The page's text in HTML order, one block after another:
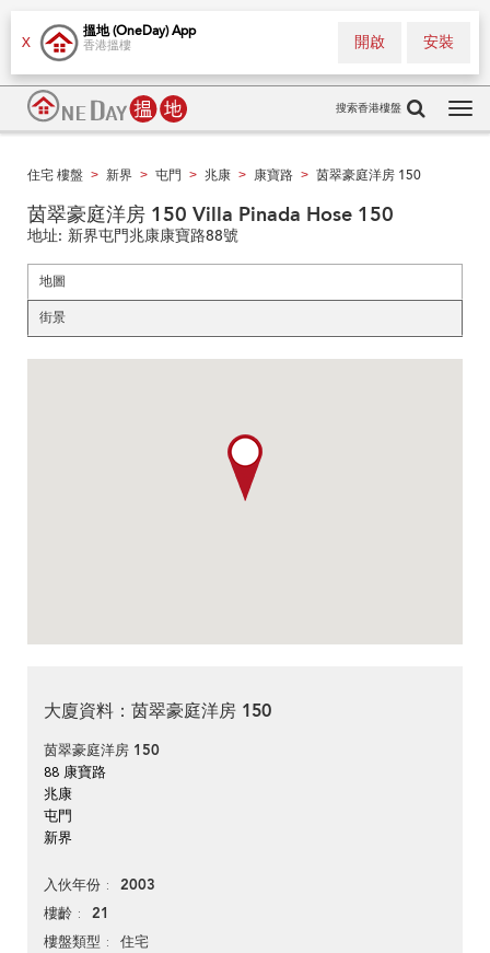
X
搵地 (OneDay) App
香港搵樓 安裝
開啟
搜索香港樓盤
住宅 樓盤 > 新界 > 屯門 > 兆康 > 康寶路 > 茵翠豪庭洋房 150
茵翠豪庭洋房 150 Villa Pinada Hose 150
地址: 新界屯門兆康康寶路88號
地圖
街景
大廈資料：茵翠豪庭洋房 150
茵翠豪庭洋房 150
88 康寶路
兆康
屯門
新界
入伙年份 2003
樓齡 21
樓盤類型 住宅